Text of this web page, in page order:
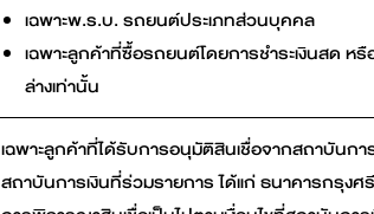
เฉพาะพ.ร.บ. รถยนต์ประเภทส่วนบุคคล
เฉพาะลูกค้าที่ซื้อรถยนต์โดยการชำระเงินสด ห
ล่างเท่านั้น
เฉพาะลูกค้าที่ได้รับการอนุมัติสินเชื่อจากสถาบันก
สถาบันการเงินที่ร่วมรายการ ได้แก่ ธนาคารกรุง